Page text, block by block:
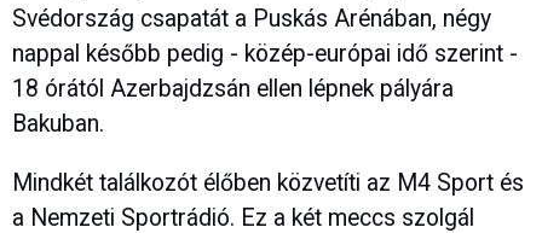
Svédország csapatát a Puskás Arénában, négy
nappal később pedig - közép-európai idő szerint -
18 órától Azerbajdzsán ellen lépnek pályára
Bakuban.
Mindkét találkozót élőben közvetíti az M4 Sport és
a Nemzeti Sportrádió. Ez a két meccs szolgál